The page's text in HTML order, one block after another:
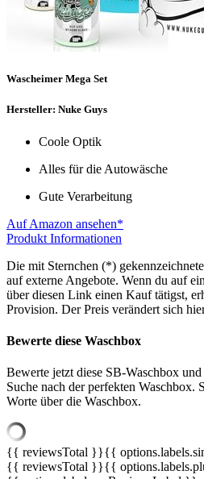
Wascheimer Mega Set
Hersteller: Nuke Guys
Coole Optik
Alles für die Autowäsche
Gute Verarbeitung
Auf Amazon ansehen*
Produkt Informationen
Die mit Sternchen (*)
auf externe Angebote. Wenn du auf
über diesen Link einen Kauf tätigst,
Provision. Der Preis verändert sich
Bewerte diese Waschbox
Bewerte jetzt diese SB-Waschbox
Suche nach der perfekten Waschbox.
Worte über die Waschbox.
{{ reviewsTotal }}{{
{{ reviewsTotal }}{{